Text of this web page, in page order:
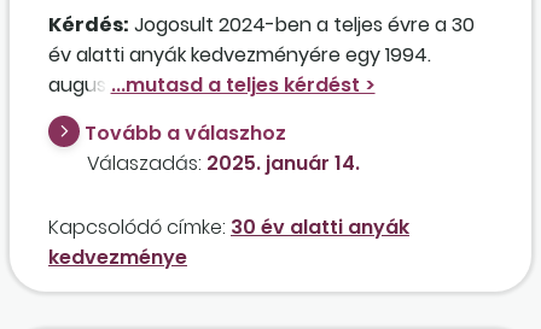
Kérdés: Jogosult 2024-ben a teljes évre a 30
év alatti anyák kedvezményére egy 1994.
augusztus 12-én született munkavállaló, akinek
a gyermeke 2024. június 4-én született,
jogosult a családi adókedvezményre, és azt is
igénybe vette? A dolgozó jelenlegi
2024. június 12-től csecsemőgondozási díjat
kapott, és 2024. november 27-től GYED-ben
részesül? A dolgozó munkahelyén
Tovább a válaszhoz
Válaszadás: 2025. január 14.
Kapcsolódó címke: 30 év alatti anyák
kedvezménye